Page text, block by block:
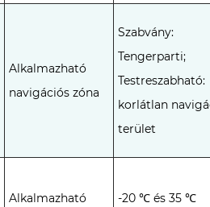
Alkalmazható
navigációs zóna
Szabvány:
Tengerparti;
Testreszabható:
korlátlan
terület
Alkalmazható
-20 ℃ és 35 ℃